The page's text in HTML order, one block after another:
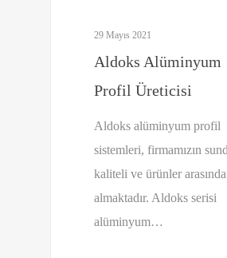
29 Mayıs 2021
Aldoks Alüminyum
Profil Üreticisi
Aldoks alüminyum profil
sistemleri, firmamızın
kaliteli ve ürünler
almaktadır. Aldoks serisi
alüminyum…